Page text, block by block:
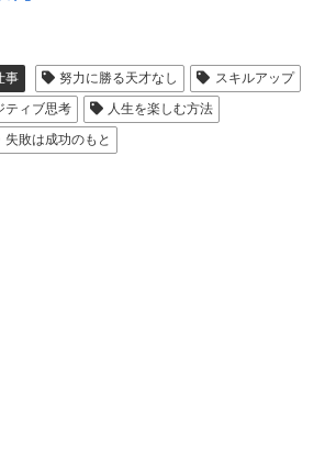
事 努力に勝る天才なし
スキルアップ
ティブ思考
人生を楽しむ方法
失敗は成功のもと